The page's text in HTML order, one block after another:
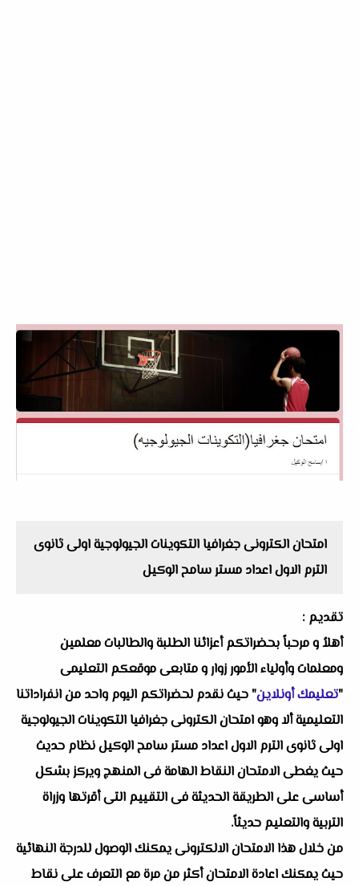
امتحان الكترونى جغرافيا التكوينات الجيولوجية اولى ثانوى
الترم الاول اعداد مستر سامح الوكيل
تقديم :
أهلاُ و مرحباً بحضراتكم أعزائنا الطلبة والطالبات معلمين
ومعلمات وأولياء الأمور زوار و متابعى موقعكم التعليمى
"تعليمك أونلاين" حيث نقدم لحضراتكم اليوم واحد من انفراداتنا
التعليمية ألا وهو امتحان الكترونى جغرافيا التكوينات الجيولوجية
اولى ثانوى الترم الاول اعداد مستر سامح الوكيل نظام حديث
حيث يغطى الامتحان النقاط الهامة فى المنهج ويركز بشكل
أساسى على الطريقة الحديثة فى التقييم التى أقرتها وزراة
التربية والتعليم حديثاً.
من خلال هذا الامتحان الالكترونى يمكنك الوصول للدرجة النهائية
حيث يمكنك اعادة الامتحان أكثر من مرة مع التعرف على نقاط